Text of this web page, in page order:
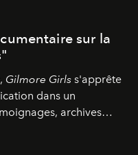
sur la
Gilmore Girls s'apprête
dans un
archives